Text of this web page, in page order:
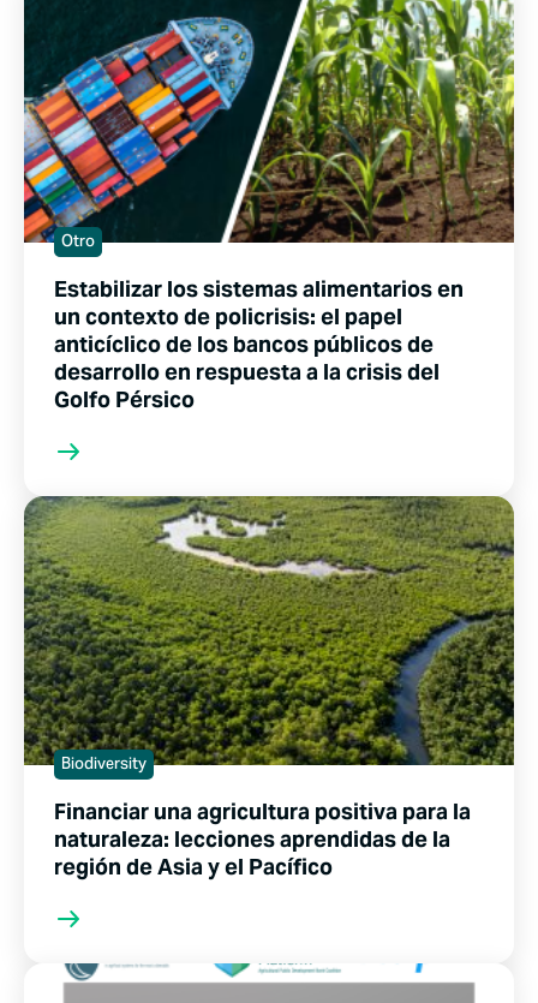
Otro
Estabilizar los sistemas alimentarios en
un contexto de policrisis: el papel
anticíclico de los bancos públicos de
desarrollo en respuesta a la crisis del
Golfo Pérsico
Biodiversity
Financiar una agricultura positiva para la
naturaleza: lecciones aprendidas de la
región de Asia y el Pacífico